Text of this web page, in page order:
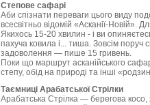
Степове сафарі
Аби спізнати переваги цього виду
всесвітньо відомій «Асканії-Новій».
Якихось 15-20 хвилин - і ви
пахуча ковила і... тиша. Зовсім поруч
задоволення — пише 15 гривень.
Поки що маршрут асканійського
степу, обід на природі та інші
Таємниці Арабатської Стрілки
Арабатська Стрілка — берегова косо,